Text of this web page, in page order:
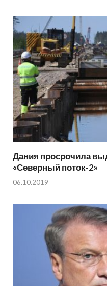
Дания просрочила
«Северный поток-2»
06.10.2019